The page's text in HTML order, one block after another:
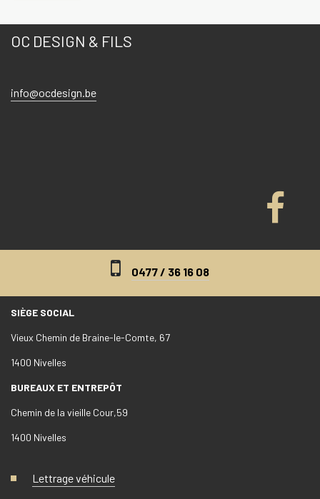
OC DESIGN & FILS
info@ocdesign.be
0477 / 36 16 08
SIÈGE SOCIAL
Vieux Chemin de Braine-le-Comte, 67
1400 Nivelles
BUREAUX ET ENTREPÔT
Chemin de la vieille Cour,59
1400 Nivelles
Lettrage véhicule